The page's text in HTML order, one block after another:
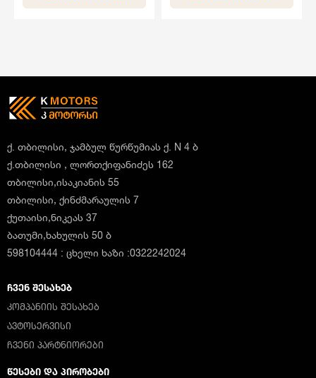
ქ. თბილისი, ჯამბულ წურწუმიას ქ. N 4 ბ
ქ.თბილისი , ლორთქიფანიძეს 162
თბილისი,ისაკიანის 55
თბილისი, ქინძმარაულის 7
ქუთაისი,ნიკეას 37
ბათუმი,ხახულის 50 ბ
598104444 : ცხელი ხაზი :0322242024
ᲩᲕᲔᲜ ᲨᲔᲡᲐᲮᲔᲑ
ᲙᲝᲛᲞᲐᲜᲘᲘᲡ ᲨᲔᲡᲐᲮᲔᲑ
ᲐᲕᲢᲝᲡᲔᲠᲕᲘᲡᲘ
ᲩᲕᲔᲜᲘ ᲞᲐᲠᲢᲜᲘᲝᲠᲔᲑᲘ
ᲬᲔᲡᲔᲑᲘ ᲓᲐ ᲞᲘᲠᲝᲑᲔᲑᲘ